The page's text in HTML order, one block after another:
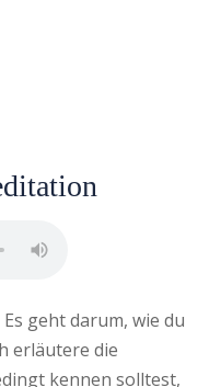
geht darum, wie du
erläutere die
kennen solltest,